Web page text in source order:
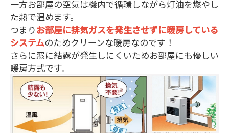
一方お部屋の空気は機内で循環しながら灯油を燃やし
た熱で温めます。
つまりお部屋に排気ガスを発生させずに暖房している
システムのためクリーンな暖房なのです！
さらに窓に結露が発生しにくいためお部屋にも優しい
暖房方式です。